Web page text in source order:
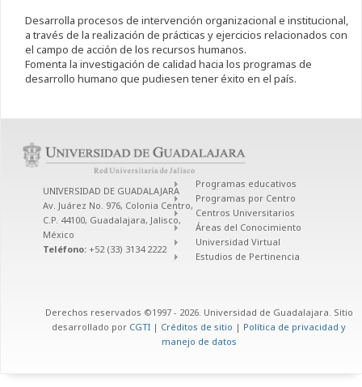
Desarrolla procesos de intervención organizacional e institucional,
a través de la realización de prácticas y ejercicios relacionados con
el campo de acción de los recursos humanos.
Fomenta la investigación de calidad hacia los programas de
desarrollo humano que pudiesen tener éxito en el país.
UNIVERSIDAD DE GUADALAJARA
Av. Juárez No. 976, Colonia Centro,
C.P. 44100, Guadalajara, Jalisco,
México
Teléfono: +52 (33) 3134 2222
Programas educativos
Programas por Centro
Centros Universitarios
Áreas del Conocimiento
Universidad Virtual
Estudios de Pertinencia
Derechos reservados ©1997 - 2026. Universidad de Guadalajara. Sitio
desarrollado por CGTI | Créditos de sitio | Política de privacidad y
manejo de datos